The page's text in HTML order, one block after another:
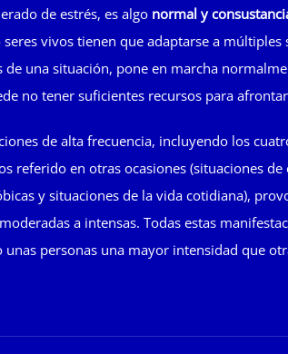
de estrés, es algo normal y
seres vivos tienen que adaptarse a
de una situación, pone en marcha
no tener suficientes recursos para
de alta frecuencia, incluyendo los
referido en otras ocasiones (situaciones
y situaciones de la vida cotidiana),
a intensas. Todas estas
unas personas una mayor intensidad que